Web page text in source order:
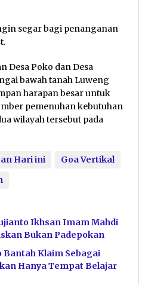
segar bagi penanganan
Desa Poko dan Desa
bawah tanah Luweng
harapan besar untuk
pemenuhan kebutuhan
wilayah tersebut pada
Hari ini
Goa Vertikal
Ikhsan Imam Mahdi
Bukan Padepokan
Bantah Klaim Sebagai
Hanya Tempat Belajar